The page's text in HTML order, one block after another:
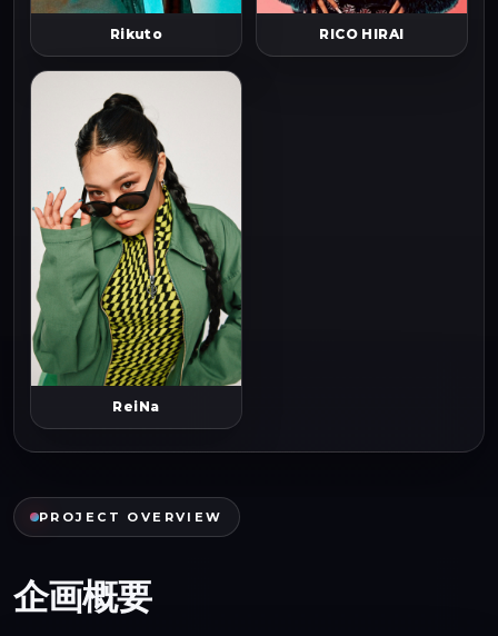
Rikuto RICO HIRAI
ReiNa
PROJECT OVERVIEW
企画概要